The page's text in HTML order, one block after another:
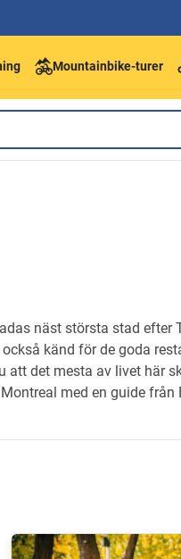
Mountainbike-turer
näst största stad efter
känd för de goda
det mesta av livet här
med en guide från